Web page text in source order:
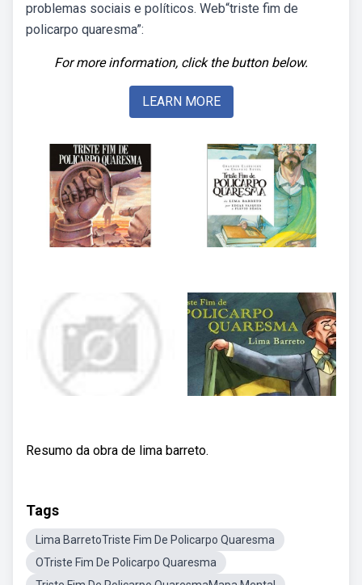
problemas sociais e políticos. Web“triste fim de
policarpo quaresma”:
For more information, click the button below.
LEARN MORE
Resumo da obra de lima barreto.
Tags
Lima BarretoTriste Fim De Policarpo Quaresma
OTriste Fim De Policarpo Quaresma